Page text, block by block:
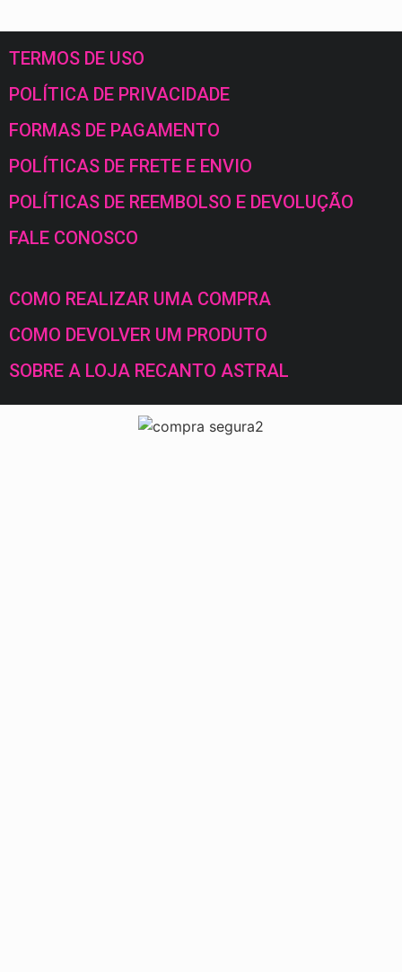
TERMOS DE USO
POLÍTICA DE PRIVACIDADE
FORMAS DE PAGAMENTO
POLÍTICAS DE FRETE E ENVIO
POLÍTICAS DE REEMBOLSO E DEVOLUÇÃO
FALE CONOSCO
COMO REALIZAR UMA COMPRA
COMO DEVOLVER UM PRODUTO
SOBRE A LOJA RECANTO ASTRAL